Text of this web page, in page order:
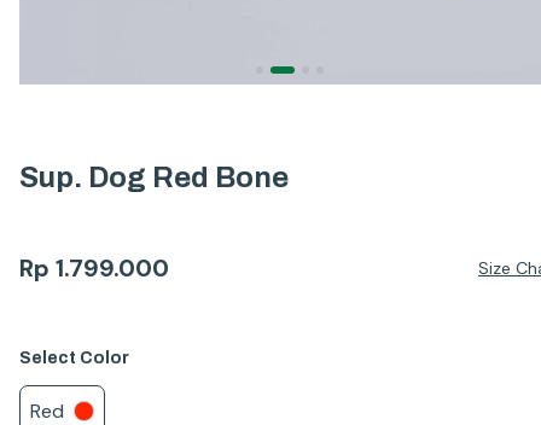
Sup. Dog Red Bone
Rp 1.799.000 Size
Select Color
Red